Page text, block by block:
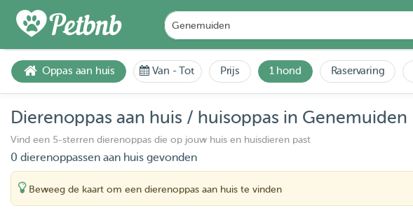
Oppas aan huis Van -Tot Prijs 1 hond Raservaring
Dierenoppas aan huis / huisoppas in Genemuiden
Vind een 5-sterren dierenoppas die op jouw huis en huisdieren past
0 dierenoppassen aan huis gevonden
Beweeg de kaart om een dierenoppas aan huis te vinden